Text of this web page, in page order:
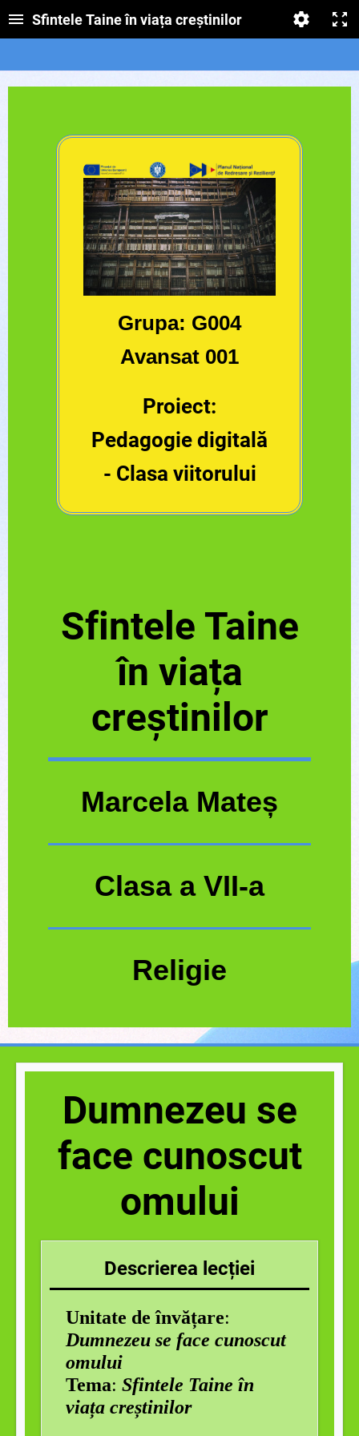
Sfintele Taine în viața creștinilor
Grupa: G004
Avansat 001
Proiect:
Pedagogie digitală
- Clasa viitorului
Sfintele Taine
în viața
creștinilor
Marcela Mateș
Clasa a VII-a
Religie
Dumnezeu se
face cunoscut
omului
Descrierea lecției
Unitate de învățare:
Dumnezeu se face cunoscut
omului
Tema: Sfintele Taine în
viața creștinilor